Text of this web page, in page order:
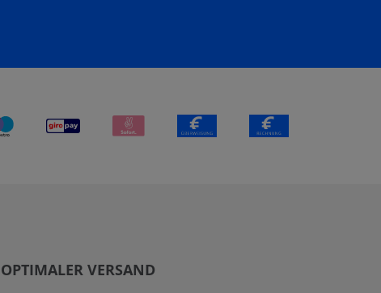
OPTIMALER VERSAND